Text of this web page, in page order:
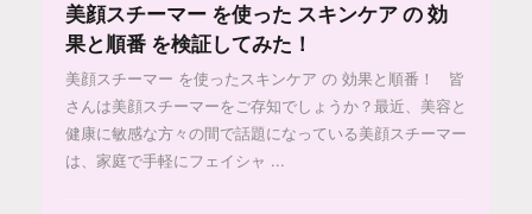
美顔スチーマー を使った スキンケア の 効
果と順番 を検証してみた！
美顔スチーマー を使ったスキンケア の 効果と順番！ 皆
さんは美顔スチーマーをご存知でしょうか？最近、美容と
健康に敏感な方々の間で話題になっている美顔スチーマー
は、家庭で手軽にフェイシャ ...